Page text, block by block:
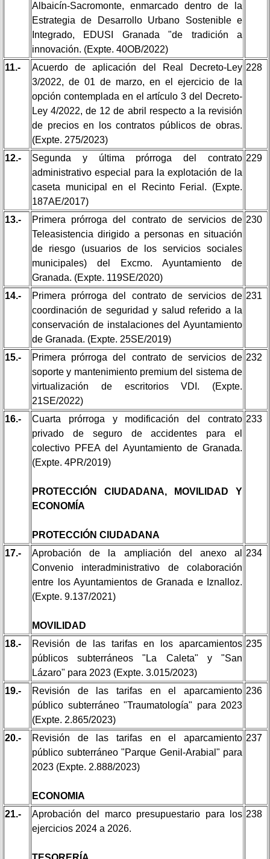
Albaicín-Sacromonte, enmarcado dentro de la
Estrategia de Desarrollo Urbano Sostenible e
Integrado, EDUSI Granada "de tradición a
innovación. (Expte. 40OB/2022)
11.-
Acuerdo de aplicación del Real Decreto-Ley
3/2022, de 01 de marzo, en el ejercicio de la
opción contemplada en el artículo 3 del Decreto-
Ley 4/2022, de 12 de abril respecto a la revisión
de precios en los contratos públicos de obras.
(Expte. 275/2023)
228
12.-
Segunda y última prórroga del contrato
administrativo especial para la explotación de la
caseta municipal en el Recinto Ferial. (Expte.
187AE/2017)
229
13.-
Primera prórroga del contrato de servicios de
Teleasistencia dirigido a personas en situación
de riesgo (usuarios de los servicios sociales
municipales) del Excmo. Ayuntamiento de
Granada. (Expte. 119SE/2020)
230
14.-
Primera prórroga del contrato de servicios de
coordinación de seguridad y salud referido a la
conservación de instalaciones del Ayuntamiento
de Granada. (Expte. 25SE/2019)
231
15.-
Primera prórroga del contrato de servicios de
soporte y mantenimiento premium del sistema de
virtualización de escritorios VDI. (Expte.
21SE/2022)
232
16.-
Cuarta prórroga y modificación del contrato
privado de seguro de accidentes para el
colectivo PFEA del Ayuntamiento de Granada.
(Expte. 4PR/2019)
PROTECCIÓN CIUDADANA, MOVILIDAD Y
ECONOMÍA
PROTECCIÓN CIUDADANA
233
17.-
Aprobación de la ampliación del anexo al
Convenio interadministrativo de colaboración
entre los Ayuntamientos de Granada e Iznalloz.
(Expte. 9.137/2021)
MOVILIDAD
234
18.-
Revisión de las tarifas en los aparcamientos
públicos subterráneos "La Caleta" y "San
Lázaro" para 2023 (Expte. 3.015/2023)
235
19.-
Revisión de las tarifas en el aparcamiento
público subterráneo "Traumatología" para 2023
(Expte. 2.865/2023)
236
20.-
Revisión de las tarifas en el aparcamiento
público subterráneo "Parque Genil-Arabial" para
2023 (Expte. 2.888/2023)
ECONOMIA
237
21.-
Aprobación del marco presupuestario para los
ejercicios 2024 a 2026.
238